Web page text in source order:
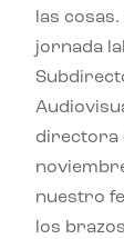
las
jornada
directora
nuestro
los